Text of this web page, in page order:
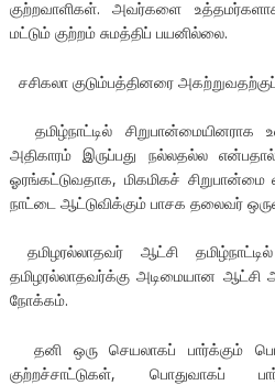
குற்றவாளிகள். அவர்களை
மட்டும் குற்றம் சுமத்திப் பயனில்லை.
சசிகலா குடும்பத்தினரை
தமிழ்நாட்டில் சிறுபான்மையினராக
அதிகாரம் இருப்பது நல்லதல்ல
ஓரங்கட்டுவதாக, மிகமிகச்
நாட்டை ஆட்டுவிக்கும் பாசக தலைவர்
தமிழரல்லாதவர் ஆட்சி
தமிழரல்லாதவர்க்கு அடிமையான
நோக்கம்.
தனி ஒரு செயலாகப் பார்க்கும்
குற்றச்சாட்டுகள், பொதுவாகப்